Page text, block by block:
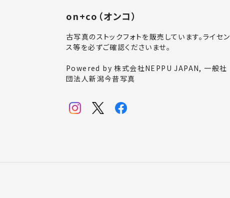
on+co（オンコ）
古写真のストックフォトを販売しています。ライセン
ス等を必ずご確認くださいませ。
Powered by 株式会社NEPPU JAPAN, 一般社
団法人新潟今昔写真